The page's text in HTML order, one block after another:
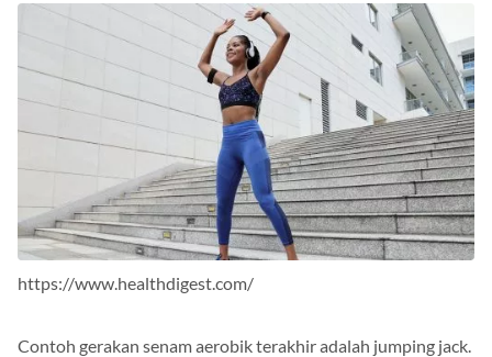
https://www.healthdigest.com/
Contoh gerakan senam aerobik terakhir adalah jumping jack.